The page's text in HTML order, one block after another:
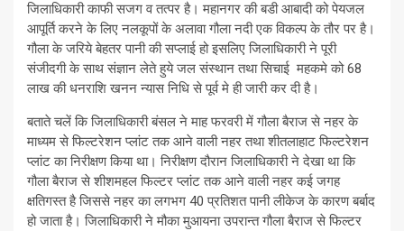
जिलाधिकारी काफी सजग व तत्पर है। महानगर की बडी आबादी को पेयजल
आपूर्ति करने के लिए नलकूपों के अलावा गौला नदी एक विकल्प के तौर पर है।
गौला के जरिये बेहतर पानी की सप्लाई हो इसलिए जिलाधिकारी ने पूरी
संजीदगी के साथ संज्ञान लेते हुये जल संस्थान तथा सिचाई महकमे को 68
लाख की धनराशि खनन न्यास निधि से पूर्व मे ही जारी कर दी है।
बताते चलें कि जिलाधिकारी बंसल ने माह फरवरी में गौला बैराज से नहर के
माध्यम से फिल्टरेशन प्लांट तक आने वाली नहर तथा शीतलाहाट फिल्टरेशन
प्लांट का निरीक्षण किया था। निरीक्षण दौरान जिलाधिकारी ने देखा था कि
गौला बैराज से शीशमहल फिल्टर प्लांट तक आने वाली नहर कई जगह
क्षतिगस्त है जिससे नहर का लगभग 40 प्रतिशत पानी लीकेज के कारण बर्बाद
हो जाता है। जिलाधिकारी ने मौका मुआयना उपरान्त गौला बैराज से फिल्टर